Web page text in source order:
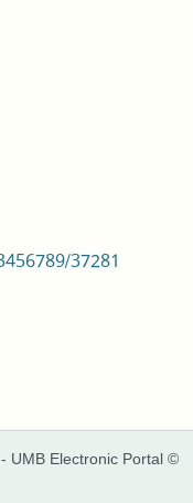
37281
- UMB Electronic Portal ©